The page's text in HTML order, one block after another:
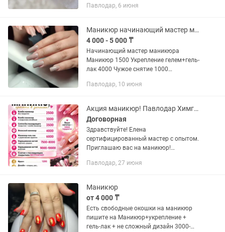
17.000 Обработка пальчиков с
Павлодар, 6 июня
Маникюр начинающий мастер маникюра
4 000 - 5 000 ₸
Начинающий мастер маникюра
Маникюр 1500 Укрепление гелем+гель-
лак 4000 Чужое снятие 1000
Павлодар, 10 июня
Акция маникюр! Павлодар Химгородки
Договорная
Здравствуйте! Елена
сертифицированный мастер с опытом.
Приглашаю вас на маникюр!
стерилизации и дезинфекции. Акция!
Маникюр гель-лак-6000...
Павлодар, 27 июня
Маникюр
от 4 000 ₸
Есть свободные окошки на маникюр
пишите на Маникюр+укрепление +
гель-лак + не сложный дизайн 3000-